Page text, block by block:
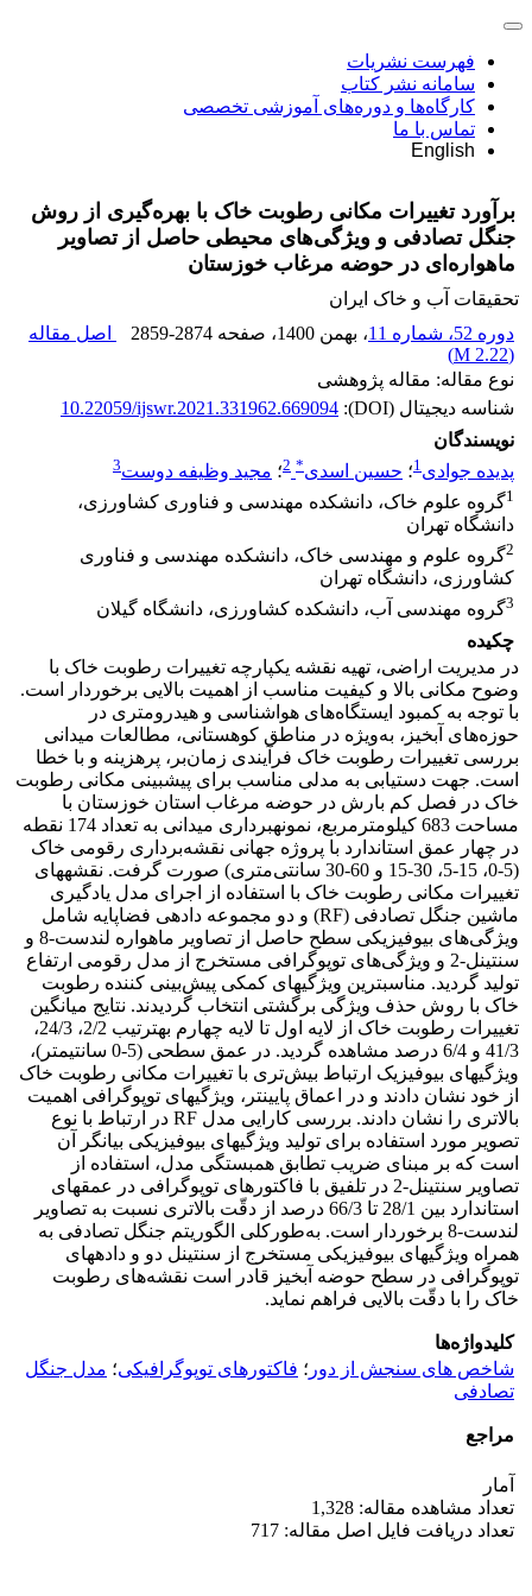
فهرست نشریات
سامانه نشر کتاب
کارگاه‌ها و دوره‌های آموزشی تخصصی
تماس با ما
English
برآورد تغییرات مکانی رطوبت خاک با بهره‌گیری از روش
جنگل تصادفی و ویژگی‌های محیطی حاصل از تصاویر
ماهواره‌ای در حوضه مرغاب خوزستان
تحقیقات آب و خاک ایران
دوره 52، شماره 11
، بهمن 1400 ، صفحه 2859-2874
اصل مقاله
(
2.22 M
)
نوع مقاله: مقاله پژوهشی
شناسه دیجیتال (DOI):
10.22059/ijswr.2021.331962.669094
نویسندگان
پدیده جوادی1؛ حسین اسدی*
2؛ مجید وظیفه دوست3
1گروه علوم خاک، دانشکده مهندسی و فناوری کشاورزی،
دانشگاه تهران
2گروه علوم و مهندسی خاک، دانشکده مهندسی و فناوری
کشاورزی، دانشگاه تهران
3گروه مهندسی آب، دانشکده کشاورزی، دانشگاه گیلان
چکیده
در مدیریت اراضی، تهیه نقشه یکپارچه تغییرات ­رطوبت خاک با
وضوح مکانی بالا و کیفیت مناسب از اهمیت بالایی برخوردار است.
با توجه به کمبود ایستگاه‌های هواشناسی و هیدرومتری در
حوزه‌های آبخیز، به‌ویژه در مناطق کوهستانی، مطالعات میدانی
بررسی تغییرات رطوبت خاک فرآیندی زمان‌بر، پرهزینه و با خطا
است. جهت دستیابی به مدلی مناسب برای پیش­بینی مکانی رطوبت
خاک در فصل کم بارش در حوضه مرغاب استان خوزستان با
مساحت 683 کیلومترمربع، نمونه­برداری میدانی به تعداد 174 نقطه
در چهار عمق استاندارد با پروژه جهانی نقشه‌برداری رقومی خاک
(5-0، 15-5، 30-15 و 60-30 سانتی‌متری) صورت گرفت. نقشه­های
تغییرات مکانی رطوبت خاک با استفاده از اجرای مدل یادگیری
ماشین جنگل تصادفی (RF) و دو مجموعه داده­ی فضاپایه شامل
ویژگی‌های بیوفیزیکی سطح حاصل از تصاویر ماهواره لندست-8 و
سنتینل-2 و ویژگی‌های توپوگرافی مستخرج از مدل رقومی ارتفاع
تولید گردید. مناسب­ترین ویژگی­های کمکی پیش‌بینی کننده رطوبت
خاک با روش حذف ویژگی برگشتی انتخاب گردیدند. نتایج میانگین
تغییرات رطوبت خاک از لایه اول تا لایه چهارم به­ترتیب 2/2، 24/3،
41/3 و 6/4 درصد مشاهده گردید. در عمق سطحی (5-0 سانتیمتر)،
ویژگی­های بیوفیزیک ارتباط بیش‌تری با تغییرات مکانی رطوبت خاک
از خود نشان دادند و در اعماق پایین­تر، ویژگی­های توپوگرافی اهمیت
بالاتری را نشان دادند. بررسی کارایی مدل RF در ارتباط با نوع
تصویر مورد استفاده برای تولید ویژگی­های بیوفیزیکی بیانگر آن
است که بر مبنای ضریب تطابق همبستگی مدل، استفاده از
تصاویر سنتینل-2 در تلفیق با فاکتورهای توپوگرافی در عمق­های
استاندارد بین 28/1 تا 66/3 درصد از دقّت بالاتری نسبت به تصاویر
لندست-8 برخوردار است. به‌طورکلی الگوریتم جنگل تصادفی به
همراه ویژگی­های بیوفیزیکی مستخرج از سنتینل دو و داده­های
توپوگرافی در سطح حوضه آبخیز قادر است نقشه‌های رطوبت
خاک را با دقّت بالایی فراهم نماید.
کلیدواژه‌ها
شاخص های سنجش از دور ؛ فاکتورهای توپوگرافیکی؛ مدل جنگل
تصادفی
مراجع
آمار
تعداد مشاهده مقاله: 1,328
تعداد دریافت فایل اصل مقاله: 717